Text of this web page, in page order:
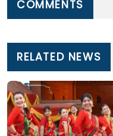
COMMENTS
RELATED NEWS